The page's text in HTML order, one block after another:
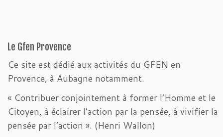
Le Gfen Provence
Ce site est dédié aux activités du GFEN en
Provence, à Aubagne notamment.
« Contribuer conjointement à former l’Homme et le
Citoyen, à éclairer l’action par la pensée, à vivifier la
pensée par l’action ». (Henri Wallon)